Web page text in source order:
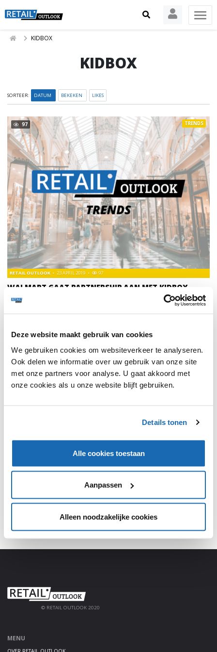
Deze website maakt gebruik van cookies
We gebruiken cookies om websiteverkeer te analyseren.
Ook delen we informatie over uw gebruik van onze site
met onze partners voor analyse. U gaat akkoord met
onze cookies als u onze website blijft gebruiken.
Details tonen
Alle cookies toestaan
Aanpassen
Alleen noodzakelijke cookies
KIDBOX
KIDBOX
SORTEER: DATUM BEKEKEN LIKES
97
WALMART GAAT PARTNERSHIP AAN MET KIDBOX
VOOR ABONNEMENTSSERVICE
RETAIL OUTLOOK 23 APRIL 2019 97
TRENDS
Met deze service probeert Walmart een stukje gemak te
kinderkleding uit handen te nemen.
1
platform!
AANMELDEN
© RETAIL OUTLOOK 2020
MENU